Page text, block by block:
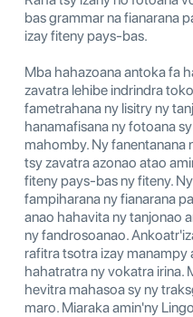
bas grammar na fianarana
izay fiteny pays-bas.
Mba hahazoana antoka fa
zavatra lehibe indrindra
fametrahana ny lisitry ny
hanamafisana ny fotoana
mahomby. Ny fanentanana
tsy zavatra azonao atao
fiteny pays-bas ny fiteny.
fampiharana ny fianarana
anao hahavita ny tanjonao
ny fandrosoanao.
rafitra tsotra izay manampy
hahatratra ny vokatra irina.
hevitra mahasoa sy ny
maro. Miaraka amin'ny